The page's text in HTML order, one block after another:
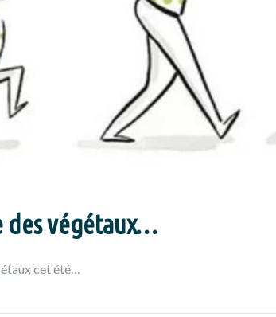
des végétaux…
cet été…